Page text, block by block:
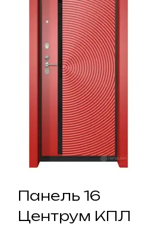
Панель 16
Центрум КПЛ